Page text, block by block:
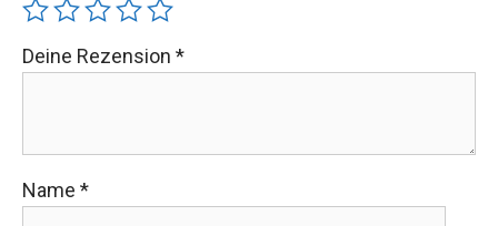
Deine Rezension *
Name *